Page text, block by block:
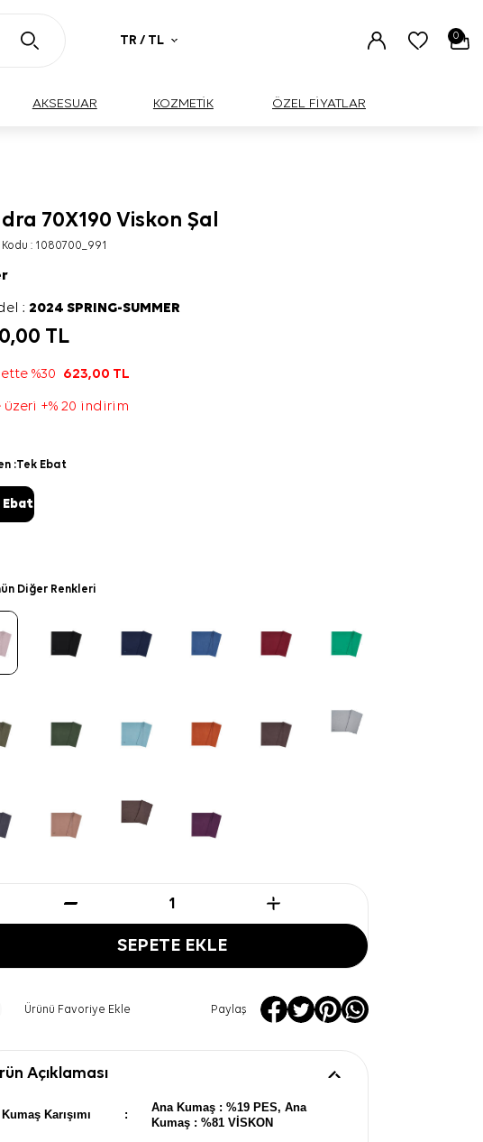
TR / TL 0
AKSESUAR KOZMETİK ÖZEL FİYATLAR
70X190 Viskon Şal
: 1080700_991
:2024 SPRING-SUMMER
TL
%30 623,00 TL
üzeri +% 20 indirim
:Tek Ebat
Ebat
Diğer Renkleri
SEPETE EKLE
Ürünü Favoriye Ekle Paylaş
Açıklaması
Kumaş Karışımı :
Ana Kumaş : %19 PES, Ana
Kumaş : %81 VİSKON